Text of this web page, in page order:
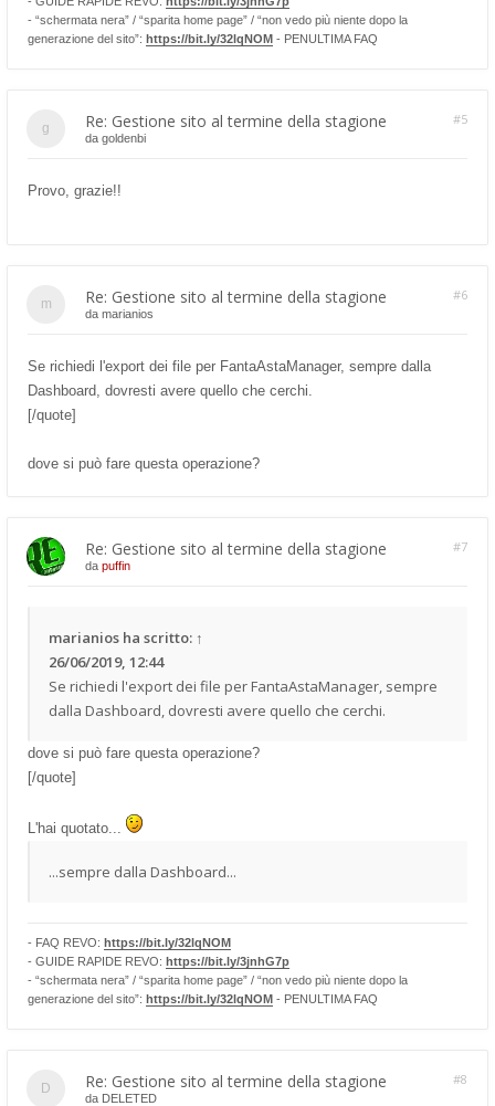
- “schermata nera” / “sparita home page” / “non vedo più niente dopo la
generazione del sito”: https://bit.ly/32lqNOM - PENULTIMA FAQ
Re: Gestione sito al termine della stagione #5
da goldenbi
Provo, grazie!!
Re: Gestione sito al termine della stagione #6
da marianios
Se richiedi l'export dei file per FantaAstaManager, sempre dalla
Dashboard, dovresti avere quello che cerchi.
[/quote]
dove si può fare questa operazione?
Re: Gestione sito al termine della stagione #7
da puffin
marianios ha scritto: ↑
26/06/2019, 12:44
Se richiedi l'export dei file per FantaAstaManager, sempre
dalla Dashboard, dovresti avere quello che cerchi.
dove si può fare questa operazione?
[/quote]
L'hai quotato...
...sempre dalla Dashboard...
- FAQ REVO: https://bit.ly/32lqNOM
- GUIDE RAPIDE REVO: https://bit.ly/3jnhG7p
- “schermata nera” / “sparita home page” / “non vedo più niente dopo la
generazione del sito”: https://bit.ly/32lqNOM - PENULTIMA FAQ
Re: Gestione sito al termine della stagione #8
da DELETED